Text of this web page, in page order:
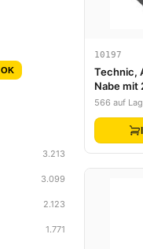
OK
3.213
3.099
2.123
1.771
10197
Technic,
Nabe mit
566 auf